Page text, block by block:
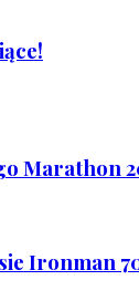
Marathon
Ironman